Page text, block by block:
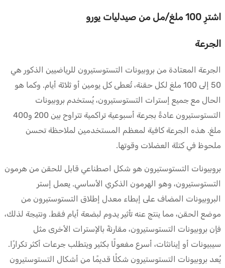
اشترِ 100 ملغ/مل من صيدليات يورو
الجرعة
الجرعة المعتادة من بروبيونات التستوستيرون للرياضيين الذكور هي
50 إلى 100 ملغ لكل حقنة، تُعطى كل يومين أو ثلاثة أيام. وكما هو
الحال مع جميع إسترات التستوستيرون، يُستخدم بروبيونات
التستوستيرون عادةً بجرعة أسبوعية تراكمية تتراوح بين 200 و400
ملغ. هذه الجرعة كافية لمعظم المستخدمين لملاحظة تحسن
ملحوظ في كتلة العضلات وقوتها.
بروبيونات التستوستيرون هو شكل اصطناعي قابل للحقن من هرمون
التستوستيرون، وهو الهرمون الذكري الأساسي. يعمل إستر
البروبيونات المضاف على إبطاء معدل إطلاق التستوستيرون من
موضع الحقن، مما ينتج عنه تأثير يدوم لبضعة أيام فقط. ونتيجة لذلك،
فإن بروبيونات التستوستيرون، مقارنةً بالإسترات الأخرى مثل
سيبيونات أو إينانثات، أسرع مفعولًا بكثير ويتطلب جرعات أكثر تكرارًا.
يُعد بروبيونات التستوستيرون شكلًا قديمًا من أشكال التستوستيرون